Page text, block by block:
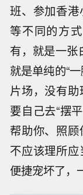
班、参加香
等不同的方
有，就是一张
就是单纯的“
片场，没有
要自己去“摆
帮助你、照
不应该理所
便捷宠坏了，